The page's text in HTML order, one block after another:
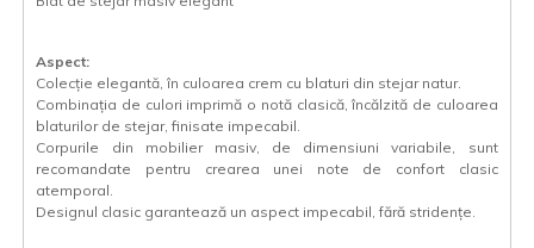
Aspect:
Colecție elegantă, în culoarea crem cu blaturi din stejar natur.
Combinația de culori imprimă o notă clasică, încălzită de culoarea
blaturilor de stejar, finisate impecabil.
Corpurile din mobilier masiv, de dimensiuni variabile, sunt
recomandate pentru crearea unei note de confort clasic
atemporal.
Designul clasic garantează un aspect impecabil, fără stridențe.